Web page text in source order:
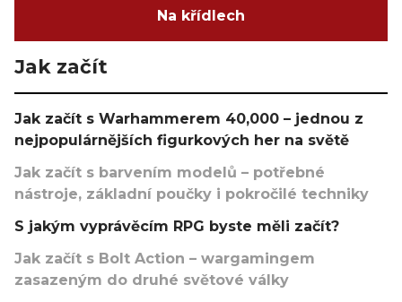
Na křídlech
Jak začít
Jak začít s Warhammerem 40,000 – jednou z
nejpopulárnějších figurkových her na světě
Jak začít s barvením modelů – potřebné
nástroje, základní poučky i pokročilé techniky
S jakým vyprávěcím RPG byste měli začít?
Jak začít s Bolt Action – wargamingem
zasazeným do druhé světové války